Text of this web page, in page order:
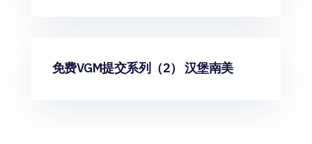
货代资源
免费VGM提交系列（2） 汉堡南美